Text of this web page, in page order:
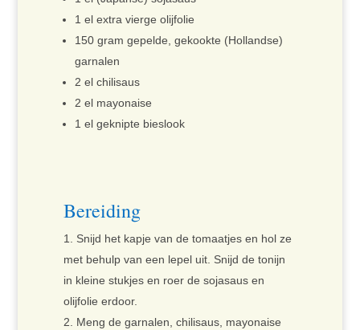
1 el extra vierge olijfolie
150 gram gepelde, gekookte (Hollandse)
garnalen
2 el chilisaus
2 el mayonaise
1 el geknipte bieslook
Bereiding
Snijd het kapje van de tomaatjes en hol ze
met behulp van een lepel uit. Snijd de tonijn
in kleine stukjes en roer de sojasaus en
olijfolie erdoor.
Meng de garnalen, chilisaus, mayonaise